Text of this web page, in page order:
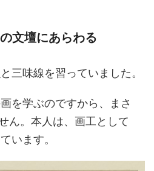
文壇にあらわる
三味線を習っていました。
を学ぶのですから、まさ
ん。本人は、画工として
います。